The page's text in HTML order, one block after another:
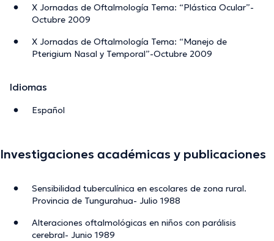
X Jornadas de Oftalmología Tema: “Plástica Ocular”-
Octubre 2009
X Jornadas de Oftalmología Tema: “Manejo de
Pterigium Nasal y Temporal”-Octubre 2009
Idiomas
Español
Investigaciones académicas y publicaciones
Sensibilidad tuberculínica en escolares de zona rural.
Provincia de Tungurahua- Julio 1988
Alteraciones oftalmológicas en niños con parálisis
cerebral- Junio 1989